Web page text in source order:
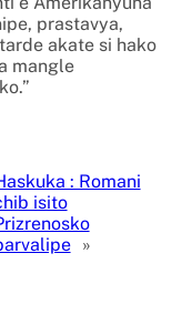
prastavya,
akate si hako
mangle
: Romani
isito
»